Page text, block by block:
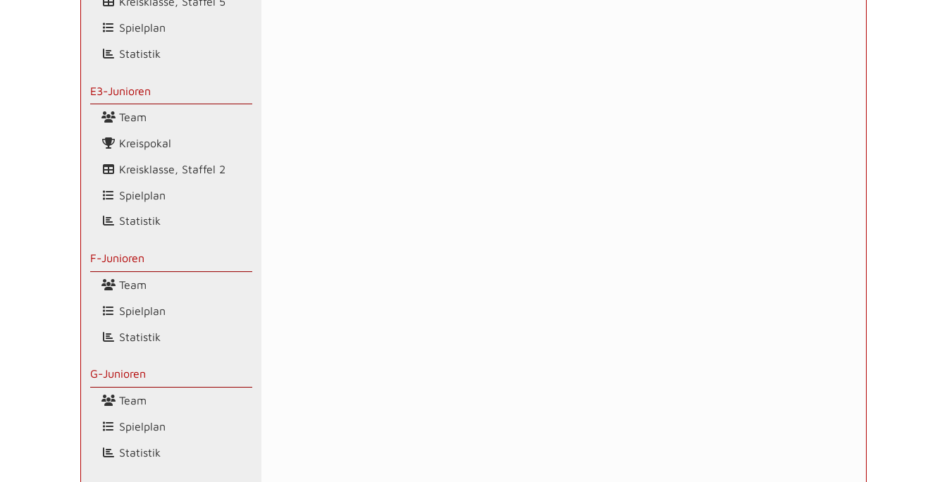
Spielplan
Statistik
E3-Junioren
Team
Kreispokal
Kreisklasse, Staffel 2
Spielplan
Statistik
F-Junioren
Team
Spielplan
Statistik
G-Junioren
Team
Spielplan
Statistik